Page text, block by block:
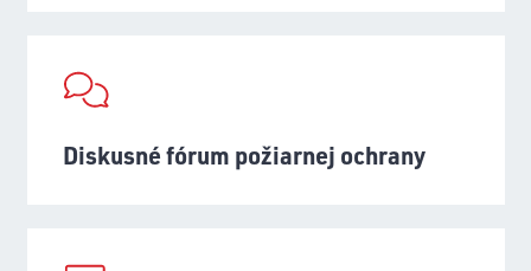
Diskusné fórum požiarnej ochrany